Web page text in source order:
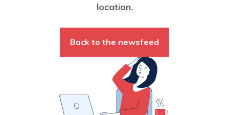
location.
Back to the newsfeed